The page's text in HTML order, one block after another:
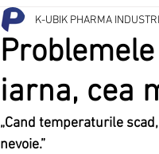
iarna, cea
K-UBIK PHARMA
„Cand temperaturile
nevoie.”